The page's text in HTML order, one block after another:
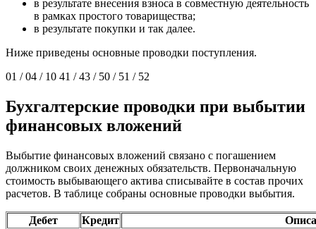
в результате внесения взноса в совместную деятельность
в рамках простого товарищества;
в результате покупки и так далее.
Ниже приведены основные проводки поступления.
01 / 04 / 10 41 / 43 / 50 / 51 / 52
Бухгалтерские проводки при выбытии
финансовых вложений
Выбытие финансовых вложений связано с погашением
должником своих денежных обязательств. Первоначальную
стоимость выбывающего актива списывайте в состав прочих
расчетов. В таблице собраны основные проводки выбытия.
Дебет Кредит